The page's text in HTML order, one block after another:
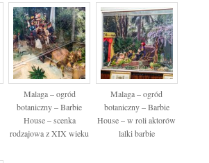
Malaga – ogród
botaniczny – Barbie
House – scenka
rodzajowa z XIX wieku
Malaga – ogród
botaniczny – Barbie
House – w roli aktorów
lalki barbie